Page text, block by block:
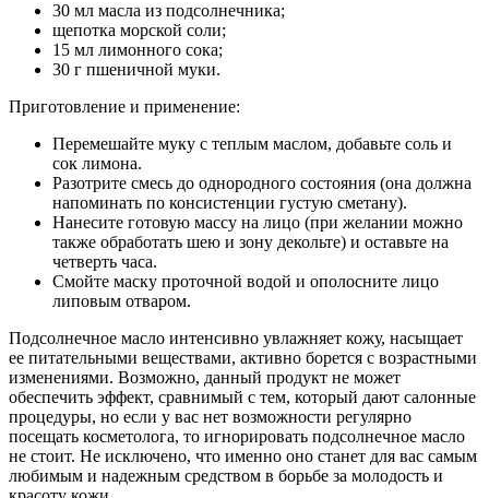
30 мл масла из подсолнечника;
щепотка морской соли;
15 мл лимонного сока;
30 г пшеничной муки.
Приготовление и применение:
Перемешайте муку с теплым маслом, добавьте соль и
сок лимона.
Разотрите смесь до однородного состояния (она должна
напоминать по консистенции густую сметану).
Нанесите готовую массу на лицо (при желании можно
также обработать шею и зону декольте) и оставьте на
четверть часа.
Смойте маску проточной водой и ополосните лицо
липовым отваром.
Подсолнечное масло интенсивно увлажняет кожу, насыщает
ее питательными веществами, активно борется с возрастными
изменениями. Возможно, данный продукт не может
обеспечить эффект, сравнимый с тем, который дают салонные
процедуры, но если у вас нет возможности регулярно
посещать косметолога, то игнорировать подсолнечное масло
не стоит. Не исключено, что именно оно станет для вас самым
любимым и надежным средством в борьбе за молодость и